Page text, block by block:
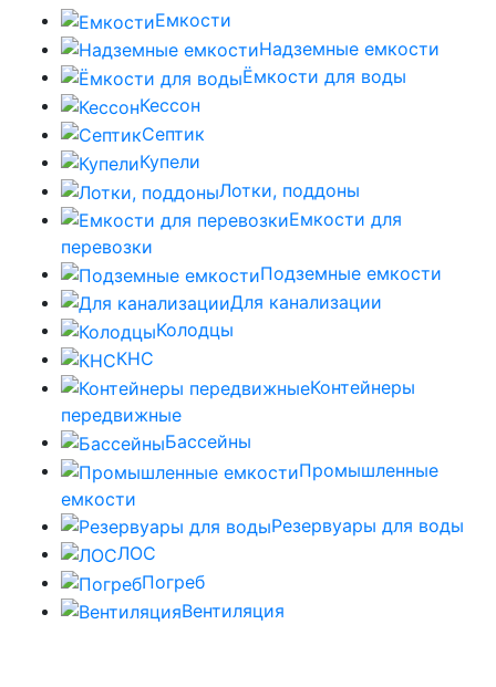
Емкости
Надземные емкости
Ёмкости для воды
Кессон
Септик
Купели
Лотки, поддоны
Емкости для
перевозки
Подземные емкости
Для канализации
Колодцы
КНС
Контейнеры
передвижные
Бассейны
Промышленные
емкости
Резервуары для воды
ЛОС
Погреб
Вентиляция